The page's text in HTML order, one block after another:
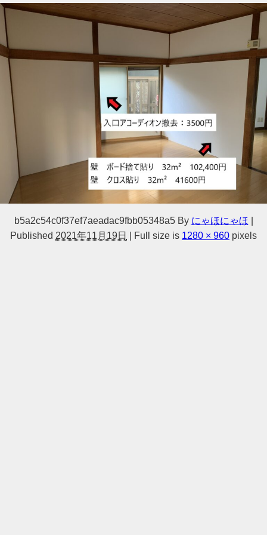
b5a2c54c0f37ef7aeadac9fbb05348a5 By にゃほにゃほ
Published 2021年11月19日 Full size is 1280 × 960 pixels